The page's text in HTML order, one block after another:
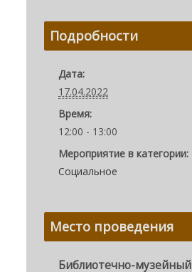
Подробности
Дата:
17.04.2022
Время:
12:00 - 13:00
Мероприятие в категории:
Социальное
Место проведения
Библиотечно-музейный